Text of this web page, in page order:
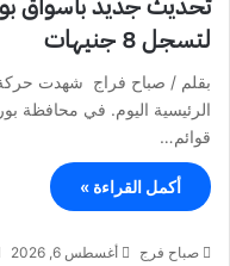
لتسجل 8 جنيهات
بقلم / صباح فراج شهدت حركة
الرئيسية اليوم. في محافظة
قوائم…
أكمل القراءة »
صباح فرج أغسطس 6, 2026